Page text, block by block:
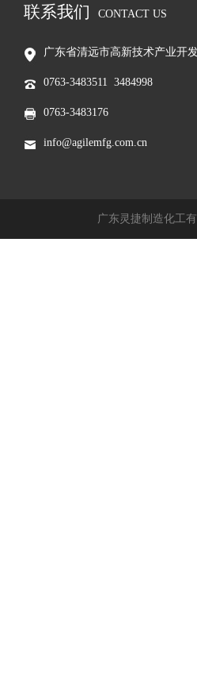
联系我们 CONTACT US
广东省清远市高新技术产业开
0763-3483511 3484998
0763-3483176
info@agilemfg.com.cn
广东灵捷制造化工有